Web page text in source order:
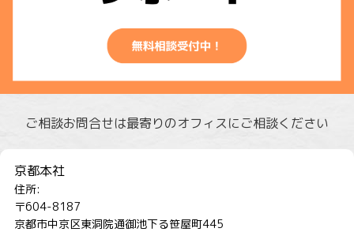
ご相談お問合せは最寄りのオフィスにご相談ください
京都本社
住所:
〒604-8187
京都市中京区東洞院通御池下る笹屋町445